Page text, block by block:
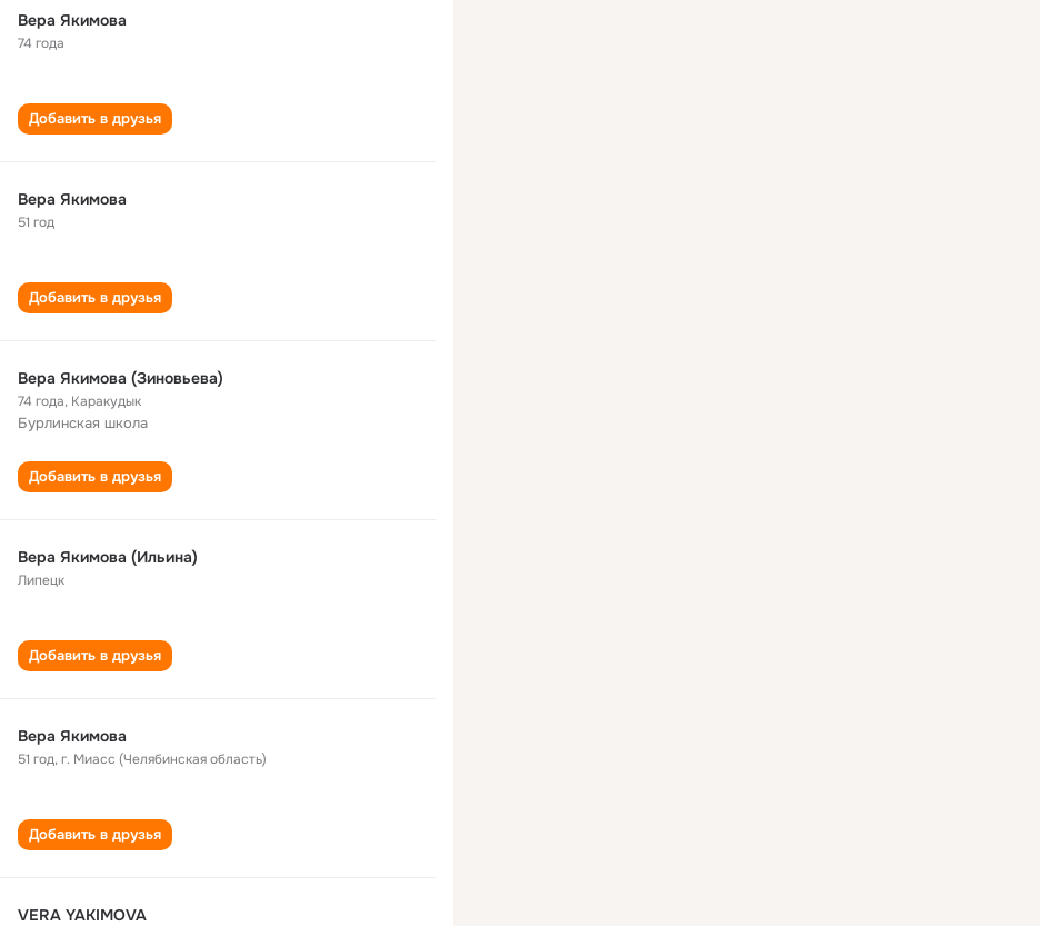
Вера Якимова
74 года
Добавить в друзья
Вера Якимова
51 год
Добавить в друзья
Вера Якимова (Зиновьева)
74 года, Каракудык
Бурлинская школа
Добавить в друзья
Вера Якимова (Ильина)
Липецк
Добавить в друзья
Вера Якимова
51 год,г. Миасс (Челябинская область)
Добавить в друзья
VERA YAKIMOVA